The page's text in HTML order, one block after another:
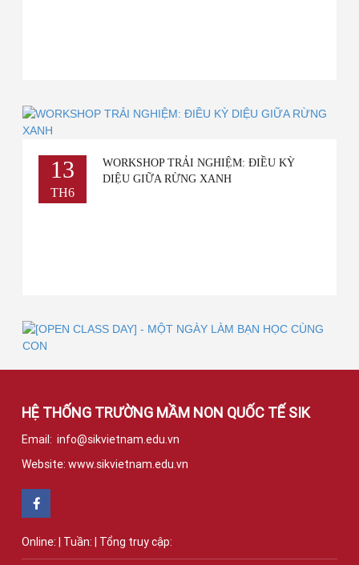
TIỀN TIỂU HỌC - HÀNH TRANG CHO TRẺ TỰ TIN VÀO
LỚP 1
13
TH6
WORKSHOP TRẢI NGHIỆM: ĐIỀU KỲ
DIỆU GIỮA RỪNG XANH
TH5
HỆ THỐNG TRƯỜNG MẦM NON QUỐC TẾ SIK
Email: info@sikvietnam.edu.vn
Website: www.sikvietnam.edu.vn
Online: Tuần: Tổng truy cập: